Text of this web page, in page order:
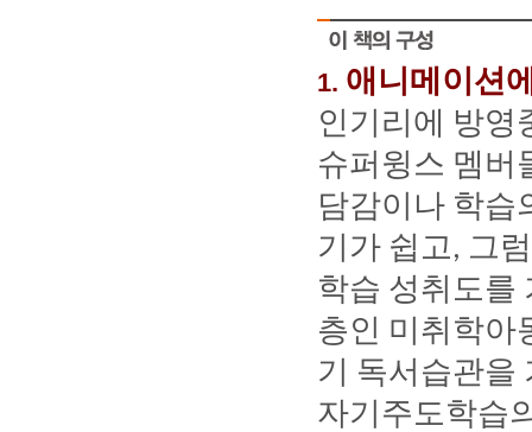
1. 애니메이션
인기리에 방영
슈퍼윙스 멤버
담감이나 학습
기가 쉽고, 그
학습 성취도를
층인 미취학아
기
독서습관을
자기주도학습